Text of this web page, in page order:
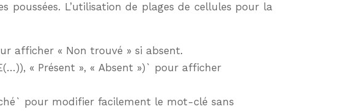
poussées. L’utilisation de plages de cellules pour la
afficher « Non trouvé » si absent.
« Présent », « Absent »)` pour afficher
pour modifier facilement le mot-clé sans